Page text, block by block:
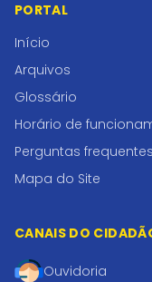
PORTAL
Início
Arquivos
Glossário
Horário de
Perguntas frequentes
Mapa do Site
CANAIS DO
Ouvidoria